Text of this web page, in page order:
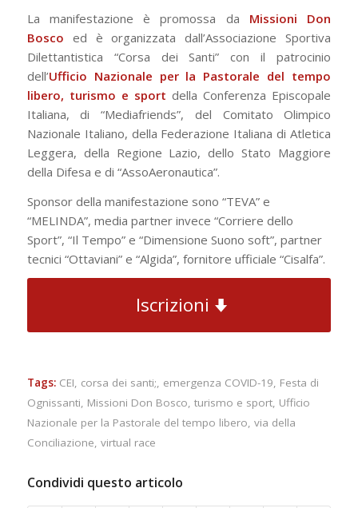
La manifestazione è promossa da Missioni Don
Bosco ed è organizzata dall’Associazione Sportiva
Dilettantistica “Corsa dei Santi” con il patrocinio
dell’Ufficio Nazionale per la Pastorale del tempo
libero, turismo e sport della Conferenza Episcopale
Italiana, di “Mediafriends”, del Comitato Olimpico
Nazionale Italiano, della Federazione Italiana di Atletica
Leggera, della Regione Lazio, dello Stato Maggiore
della Difesa e di “AssoAeronautica”.
Sponsor della manifestazione sono “TEVA” e
“MELINDA”, media partner invece “Corriere dello
Sport”, “Il Tempo” e “Dimensione Suono soft”, partner
tecnici “Ottaviani” e “Algida”, fornitore ufficiale “Cisalfa”.
Iscrizioni
Tags: CEI, corsa dei santi;, emergenza COVID-19, Festa di
Ognissanti, Missioni Don Bosco, turismo e sport, Ufficio
Nazionale per la Pastorale del tempo libero, via della
Conciliazione, virtual race
Condividi questo articolo